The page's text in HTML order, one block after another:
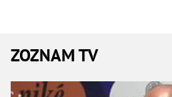
ZOZNAM TV